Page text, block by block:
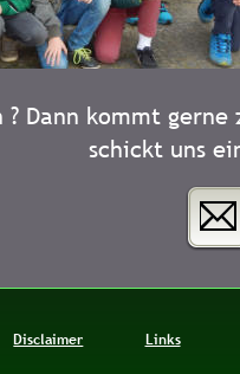
Disclaimer Links
Dann kommt
schickt uns